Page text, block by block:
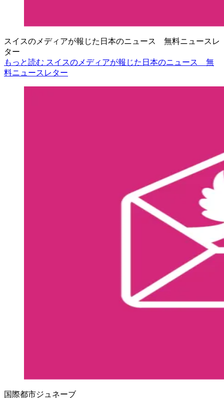
スイスのメディアが報じた日本のニュース 無料ニュースレ
ター
もっと読む スイスのメディアが報じた日本のニュース 無
料ニュースレター
国際都市ジュネーブ